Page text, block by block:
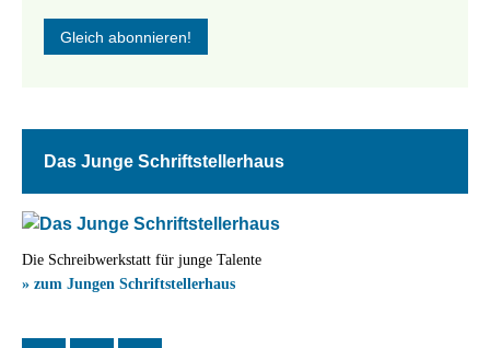
Das Junge Schriftstellerhaus
Die Schreibwerkstatt für junge Talente
» zum Jungen Schriftstellerhaus